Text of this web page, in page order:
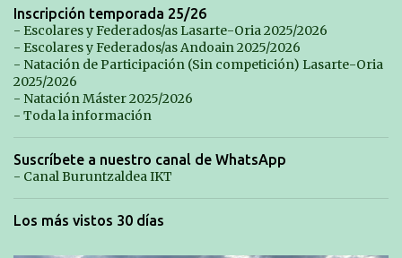
Inscripción temporada 25/26
- Escolares y Federados/as Lasarte-Oria 2025/2026
- Escolares y Federados/as Andoain 2025/2026
- Natación de Participación (Sin competición) Lasarte-Oria
2025/2026
- Natación Máster 2025/2026
- Toda la información
Suscríbete a nuestro canal de WhatsApp
- Canal Buruntzaldea IKT
Los más vistos 30 días